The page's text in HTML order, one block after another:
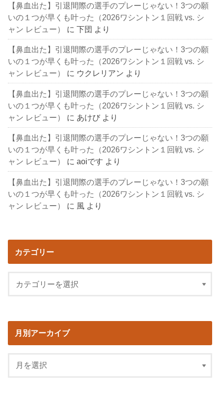
【鼻血出た】引退間際の選手のプレーじゃない！3つの願
いの１つが早くも叶った（2026ワシントン１回戦 vs. シ
ャン レビュー）
に下団 より
【鼻血出た】引退間際の選手のプレーじゃない！3つの願
いの１つが早くも叶った（2026ワシントン１回戦 vs. シ
ャン レビュー）
に ウクレリアン より
【鼻血出た】引退間際の選手のプレーじゃない！3つの願
いの１つが早くも叶った（2026ワシントン１回戦 vs. シ
ャン レビュー）
に あけび より
【鼻血出た】引退間際の選手のプレーじゃない！3つの願
いの１つが早くも叶った（2026ワシントン１回戦 vs. シ
ャン レビュー）
にaoiです より
【鼻血出た】引退間際の選手のプレーじゃない！3つの願
いの１つが早くも叶った（2026ワシントン１回戦 vs. シ
ャン レビュー）
に 風 より
カテゴリー
月別アーカイブ